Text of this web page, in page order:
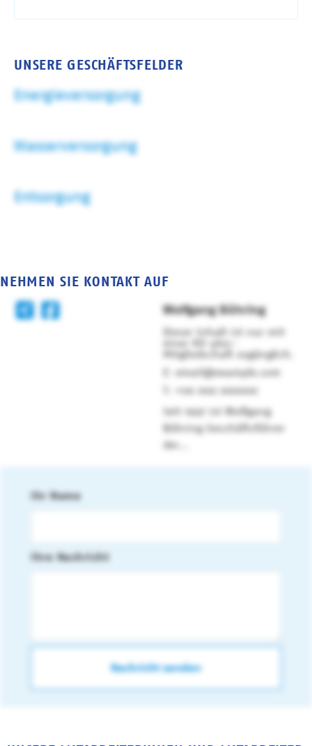
UNSERE GESCHÄFTSFELDER
Energieversorgung
Wasserversorgung
Entsorgung
NEHMEN SIE KONTAKT AUF
Wolfgang Bühring
Dieser Inhalt ist nur mit
einer KD-plus-
Mitgliedschaft zugänglich.
email@example.com
+00 000 000000
Seit 1997 ist Wolfgang
Bühring Geschäftsführer
der...
Ihr Name
Ihre Nachricht